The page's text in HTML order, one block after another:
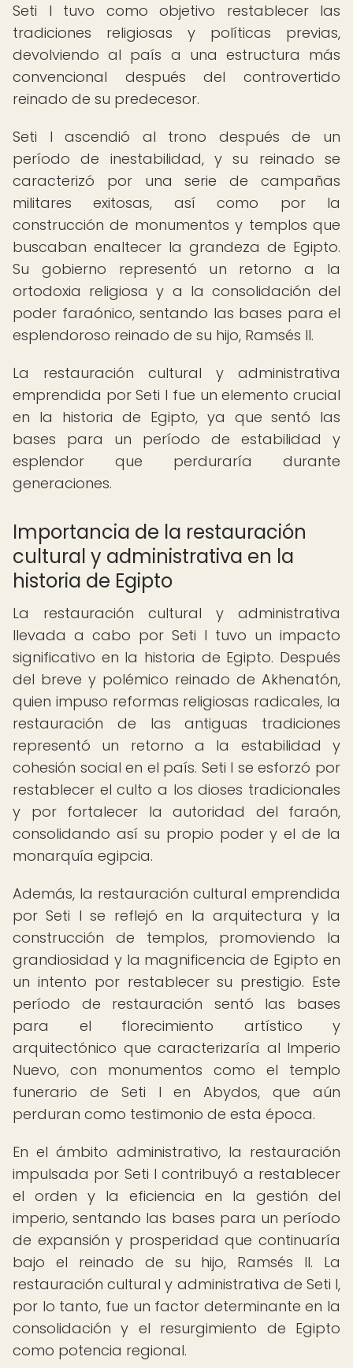
Seti I tuvo como objetivo restablecer las
tradiciones religiosas y políticas previas,
devolviendo al país a una estructura más
convencional después del controvertido
reinado de su predecesor.
Seti I ascendió al trono después de un
período de inestabilidad, y su reinado se
caracterizó por una serie de campañas
militares exitosas, así como por la
construcción de monumentos y templos que
buscaban enaltecer la grandeza de Egipto.
Su gobierno representó un retorno a la
ortodoxia religiosa y a la consolidación del
poder faraónico, sentando las bases para el
esplendoroso reinado de su hijo, Ramsés II.
La restauración cultural y administrativa
emprendida por Seti I fue un elemento crucial
en la historia de Egipto, ya que sentó las
bases para un período de estabilidad y
esplendor que perduraría durante
generaciones.
Importancia de la restauración
cultural y administrativa en la
historia de Egipto
La restauración cultural y administrativa
llevada a cabo por Seti I tuvo un impacto
significativo en la historia de Egipto. Después
del breve y polémico reinado de Akhenatón,
quien impuso reformas religiosas radicales, la
restauración de las antiguas tradiciones
representó un retorno a la estabilidad y
cohesión social en el país. Seti I se esforzó por
restablecer el culto a los dioses tradicionales
y por fortalecer la autoridad del faraón,
consolidando así su propio poder y el de la
monarquía egipcia.
Además, la restauración cultural emprendida
por Seti I se reflejó en la arquitectura y la
construcción de templos, promoviendo la
grandiosidad y la magnificencia de Egipto en
un intento por restablecer su prestigio. Este
período de restauración sentó las bases
para el florecimiento artístico y
arquitectónico que caracterizaría al Imperio
Nuevo, con monumentos como el templo
funerario de Seti I en Abydos, que aún
perduran como testimonio de esta época.
En el ámbito administrativo, la restauración
impulsada por Seti I contribuyó a restablecer
el orden y la eficiencia en la gestión del
imperio, sentando las bases para un período
de expansión y prosperidad que continuaría
bajo el reinado de su hijo, Ramsés II. La
restauración cultural y administrativa de Seti I,
por lo tanto, fue un factor determinante en la
consolidación y el resurgimiento de Egipto
como potencia regional.